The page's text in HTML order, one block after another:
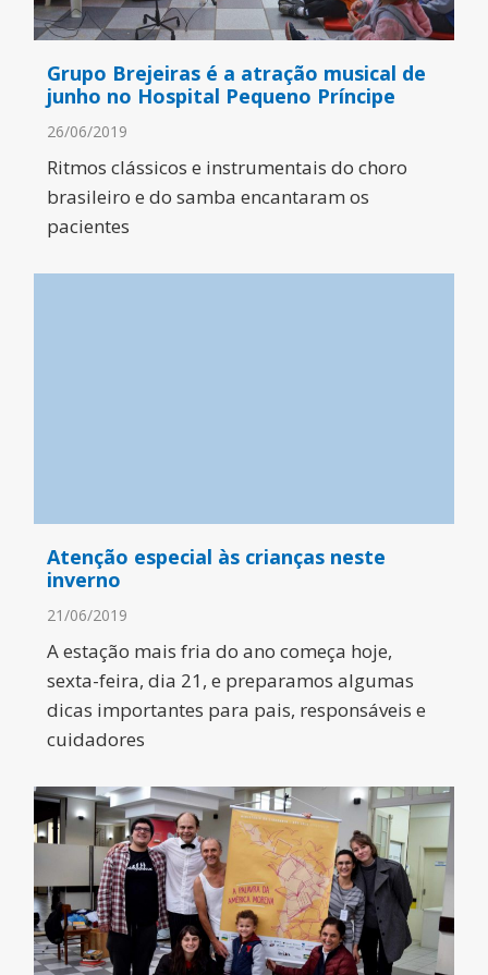
Grupo Brejeiras é a atração musical de
junho no Hospital Pequeno Príncipe
26/06/2019
Ritmos clássicos e instrumentais do choro
brasileiro e do samba encantaram os
pacientes
Atenção especial às crianças neste
inverno
21/06/2019
A estação mais fria do ano começa hoje,
sexta-feira, dia 21, e preparamos algumas
dicas importantes para pais, responsáveis e
cuidadores